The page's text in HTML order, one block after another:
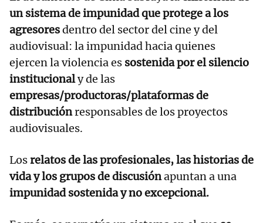
un sistema de impunidad que protege a los
agresoresdentro del sector del cine y del
audiovisual: la impunidad hacia quienes
ejercen la violencia es sostenida por el silencio
institucionaly de las
empresas/productoras/plataformas de
distribuciónresponsables de los proyectos
audiovisuales.
Losrelatos de las profesionales, las historias de
vida y los grupos de discusiónapuntan a una
impunidad sostenida y no excepcional.